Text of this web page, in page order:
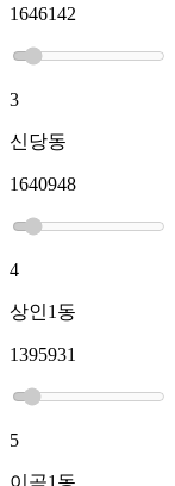
1646142
3
신당동
1640948
4
상인1동
1395931
5
이곡1동